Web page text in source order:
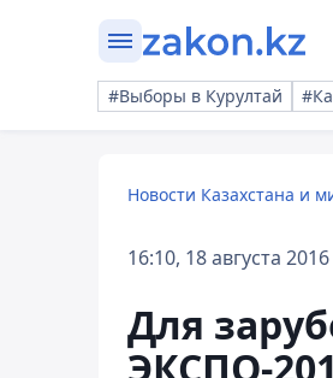
#Выборы в Курултай
Новости Казахстана и
16:10, 18 августа 2016
Для